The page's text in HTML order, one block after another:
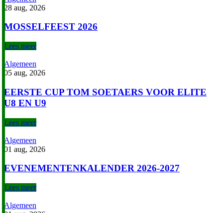
28 aug, 2026
MOSSELFEEST 2026
Lees meer
Algemeen
05 aug, 2026
EERSTE CUP TOM SOETAERS VOOR ELITE
U8 EN U9
Lees meer
Algemeen
01 aug, 2026
EVENEMENTENKALENDER 2026-2027
Lees meer
Algemeen